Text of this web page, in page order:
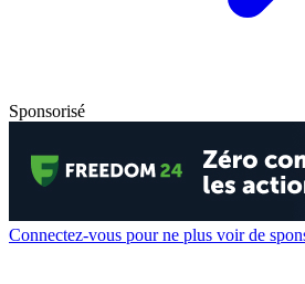
Sponsorisé
Connectez-vous pour ne plus voir de